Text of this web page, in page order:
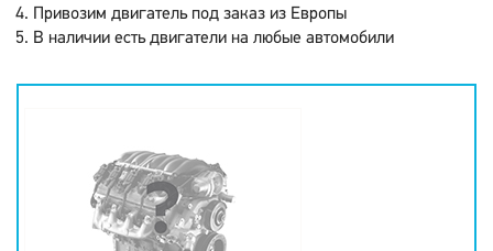
Привозим двигатель под заказ из Европы
В наличии есть двигатели на любые автомобили